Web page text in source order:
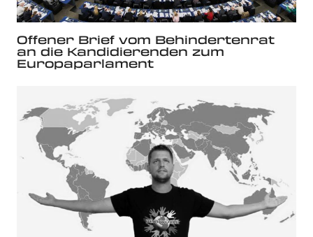
Offener Brief vom Behindertenrat
an die Kandidierenden zum
Europaparlament